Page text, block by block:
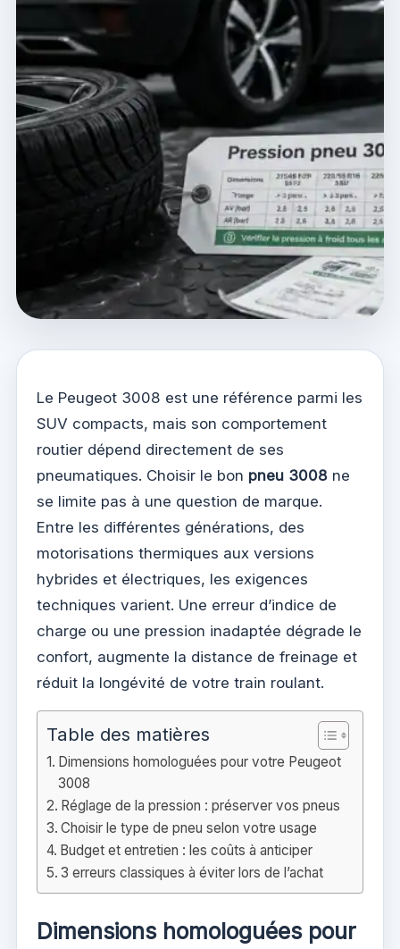
Le Peugeot 3008 est une référence parmi les
SUV compacts, mais son comportement
routier dépend directement de ses
pneumatiques. Choisir le bon pneu 3008 ne
se limite pas à une question de marque.
Entre les différentes générations, des
motorisations thermiques aux versions
hybrides et électriques, les exigences
techniques varient. Une erreur d’indice de
charge ou une pression inadaptée dégrade le
confort, augmente la distance de freinage et
réduit la longévité de votre train roulant.
Table des matières
Dimensions homologuées pour votre Peugeot
3008
Réglage de la pression : préserver vos pneus
Choisir le type de pneu selon votre usage
Budget et entretien : les coûts à anticiper
3 erreurs classiques à éviter lors de l’achat
Dimensions homologuées pour